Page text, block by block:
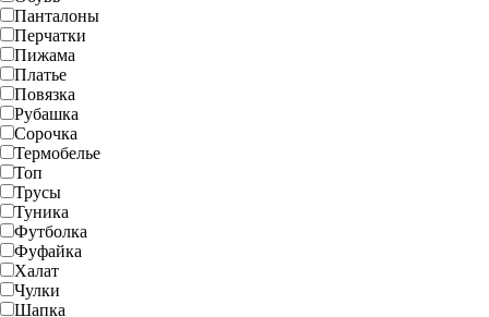
Панталоны
Перчатки
Пижама
Платье
Повязка
Рубашка
Сорочка
Термобелье
Топ
Трусы
Туника
Футболка
Фуфайка
Халат
Чулки
Шапка